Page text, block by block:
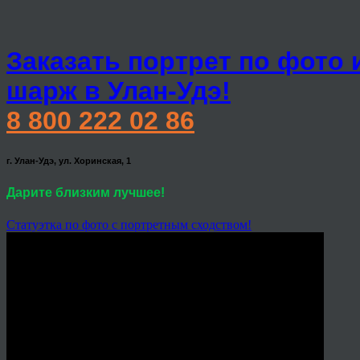
Заказать портрет по фото
шарж в Улан-Удэ!
8 800 222 02 86
г. Улан-Удэ, ул. Хоринская, 1
Дарите близким лучшее!
Статуэтка по фото с портретным сходством!